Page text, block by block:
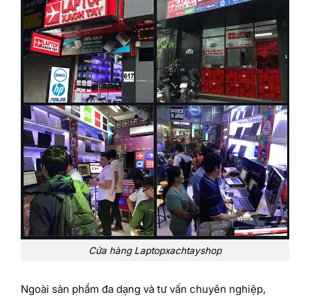
Cửa hàng Laptopxachtayshop
Ngoài sản phẩm đa dạng và tư vấn chuyên nghiệp,